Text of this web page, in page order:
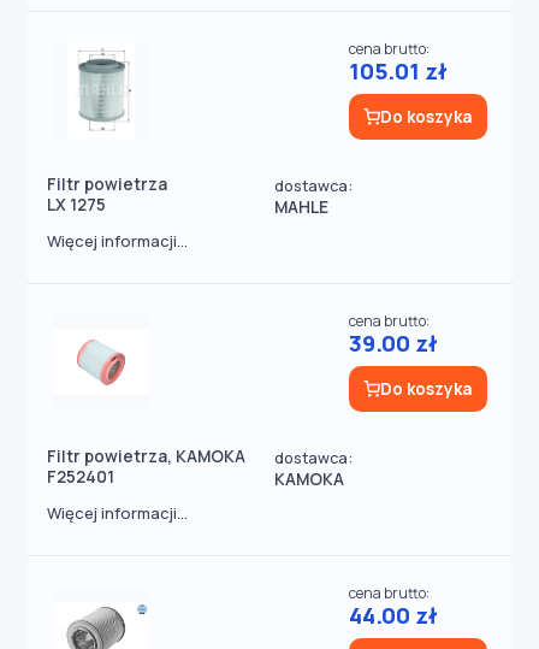
Filtr powietrza
LX 1275
dostawca:
MAHLE
cena brutto:
105.01 zł
Do koszyka
Więcej informacji...
Filtr powietrza, KAMOKA
F252401
dostawca:
KAMOKA
cena brutto:
39.00 zł
Do koszyka
Więcej informacji...
cena brutto:
44.00 zł